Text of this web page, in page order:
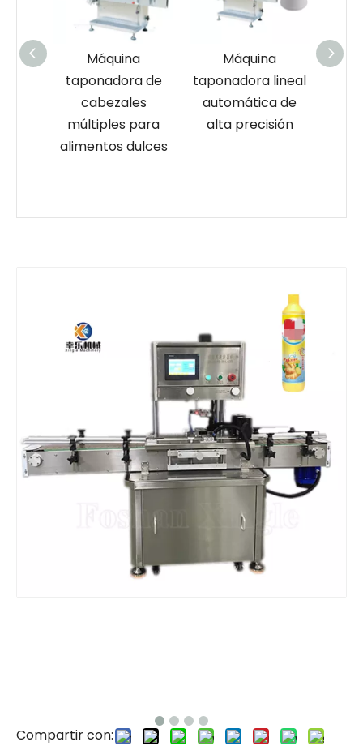
Máquina
taponadora de
cabezales
múltiples para
alimentos dulces
Máquina
taponadora lineal
automática de
alta precisión
Compartir con: